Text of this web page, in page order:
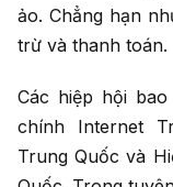
ảo. Chẳng hạn
trừ và thanh toán.
Các hiệp hội
chính Internet
Trung Quốc và